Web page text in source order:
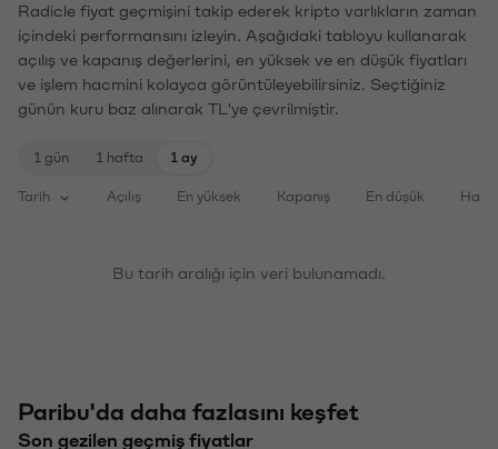
Radicle fiyat geçmişini takip ederek kripto varlıkların zaman
içindeki performansını izleyin. Aşağıdaki tabloyu kullanarak
açılış ve kapanış değerlerini, en yüksek ve en düşük fiyatları
ve işlem hacmini kolayca görüntüleyebilirsiniz. Seçtiğiniz
günün kuru baz alınarak TL'ye çevrilmiştir.
1 gün 1 hafta 1 ay
Tarih Açılış En yüksek Kapanış En düşük
Bu tarih aralığı için veri bulunamadı.
Paribu'da daha fazlasını keşfet
Son gezilen geçmiş fiyatlar